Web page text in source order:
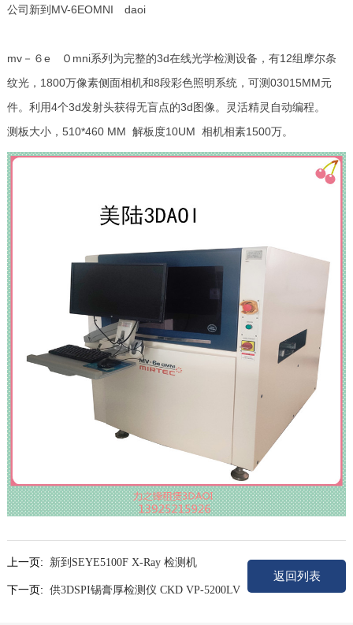
公司新到MV-6EOMNI daoi
mv－６e Ｏmni系列为完整的3d在线光学检测设备，有12组摩尔条
纹光，1800万像素侧面相机和8段彩色照明系统，可测03015MM元
件。利用4个3d发射头获得无盲点的3d图像。灵活精灵自动编程。
测板大小，510*460 MM 解板度10UM 相机相素1500万。
返回列表
上一页: 新到SEYE5100F X-Ray 检测机
下一页: 供3DSPI锡膏厚检测仪 CKD VP-5200LV